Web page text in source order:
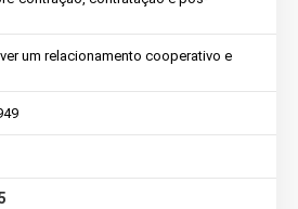
um relacionamento cooperativo e